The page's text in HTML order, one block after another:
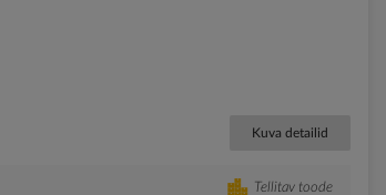
Kuva detailid
Tellitav toode